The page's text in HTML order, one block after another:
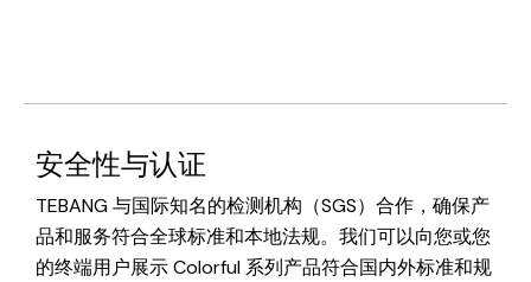
安全性与认证
TEBANG 与国际知名的检测机构（SGS）合作，确保产
品和服务符合全球标准和本地法规。我们可以向您或您
的终端用户展示 Colorful 系列产品符合国内外标准和规